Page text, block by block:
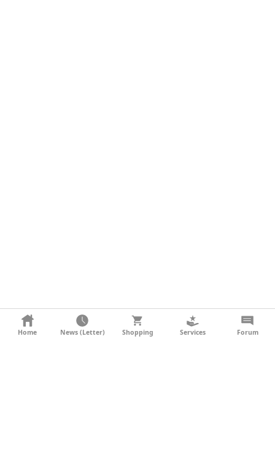
KONTAKT
Home News (Letter) Shopping Services Forum